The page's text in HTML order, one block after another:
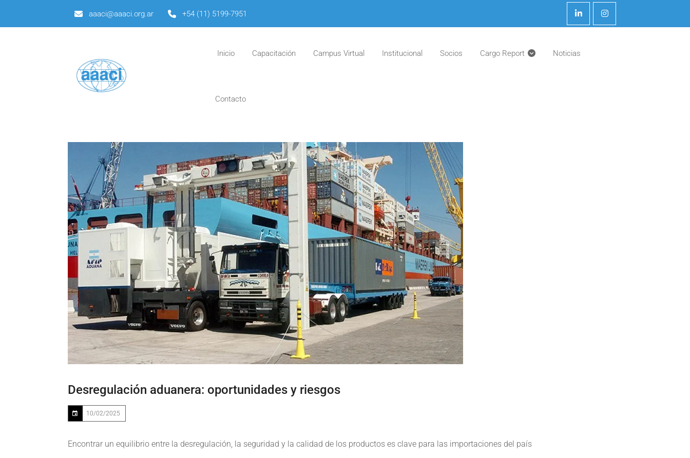
aaaci@aaaci.org.ar +54 (11) 5199-7951
Inicio Capacitación Campus Virtual Institucional Socios Cargo Report Noticias
Contacto
Desregulación aduanera: oportunidades y riesgos
10/02/2025
Encontrar un equilibrio entre la desregulación, la seguridad y la calidad de los productos es clave para las importaciones del país